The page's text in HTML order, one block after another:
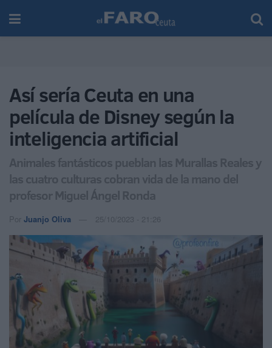
Así sería Ceuta en una
película de Disney según la
inteligencia artificial
Animales fantásticos pueblan las Murallas Reales y
las cuatro culturas cobran vida de la mano del
profesor Miguel Ángel Ronda
Por Juanjo Oliva 25/10/2023 - 21:26